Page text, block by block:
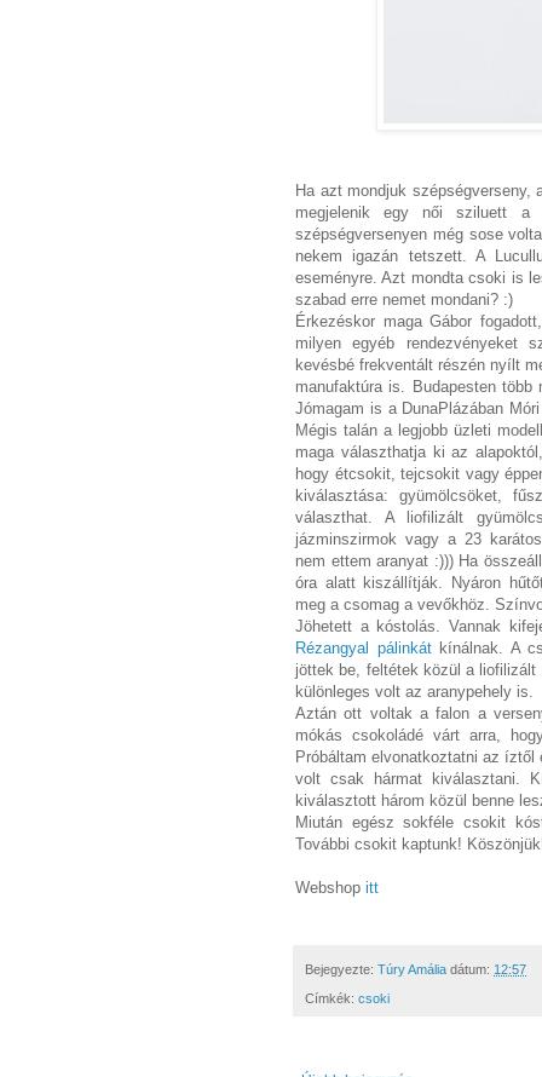
Ha azt mondjuk szépségverseny,
megjelenik egy női sziluett
szépségversenyen még sose
nekem igazán tetszett. A
eseményre. Azt mondta csoki is
szabad erre nemet mondani? :)
Érkezéskor maga Gábor
milyen egyéb rendezvényeket
kevésbé frekventált részén nyílt
manufaktúra is. Budapesten
Jómagam is a DunaPlázában
Mégis talán a legjobb üzleti
maga választhatja ki az
hogy étcsokit, tejcsokit vagy
kiválasztása: gyümölcsöket,
választhat. A liofilizált
jázminszirmok vagy a 23
nem ettem aranyat :))) Ha
óra alatt kiszállítják. Nyáron
meg a csomag a vevőkhöz.
Jöhetett a kóstolás. Vannak
Rézangyal pálinkátkínálnak. A
jöttek be, feltétek közül a
különleges volt az aranypehely is.
Aztán ott voltak a falon a
mókás csokoládé várt arra,
Próbáltam elvonatkoztatni az
volt csak hármat kiválasztani.
kiválasztott három közül benne
Miután egész sokféle csokit
További csokit kaptunk!
Webshop itt
Bejegyezte: Túry Amália dátum: 12:57
Címkék: csoki